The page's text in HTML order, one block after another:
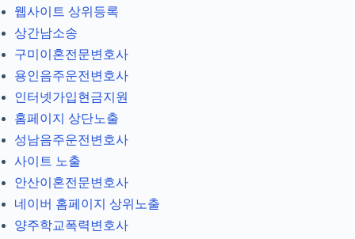
웹사이트 상위등록
상간남소송
구미이혼전문변호사
용인음주운전변호사
인터넷가입현금지원
홈페이지 상단노출
성남음주운전변호사
사이트 노출
안산이혼전문변호사
네이버 홈페이지 상위노출
양주학교폭력변호사